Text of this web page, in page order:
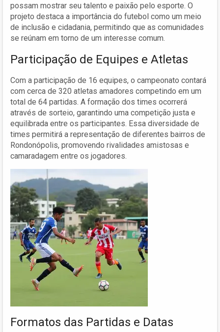
possam mostrar seu talento e paixão pelo esporte. O
projeto destaca a importância do futebol como um meio
de inclusão e cidadania, permitindo que as comunidades
se reúnam em torno de um interesse comum.
Participação de Equipes e Atletas
Com a participação de 16 equipes, o campeonato contará
com cerca de 320 atletas amadores competindo em um
total de 64 partidas. A formação dos times ocorrerá
através de sorteio, garantindo uma competição justa e
equilibrada entre os participantes. Essa diversidade de
times permitirá a representação de diferentes bairros de
Rondonópolis, promovendo rivalidades amistosas e
camaradagem entre os jogadores.
Formatos das Partidas e Datas